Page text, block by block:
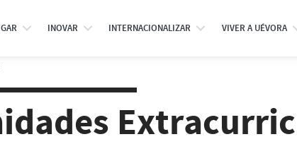
INOVAR INTERNACIONALIZAR VIVER A UÉVORA